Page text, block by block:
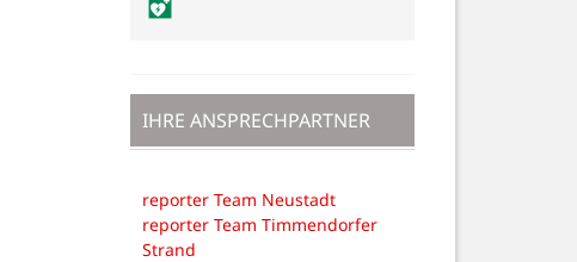
IHRE ANSPRECHPARTNER
reporter Team Neustadt
reporter Team Timmendorfer
Strand